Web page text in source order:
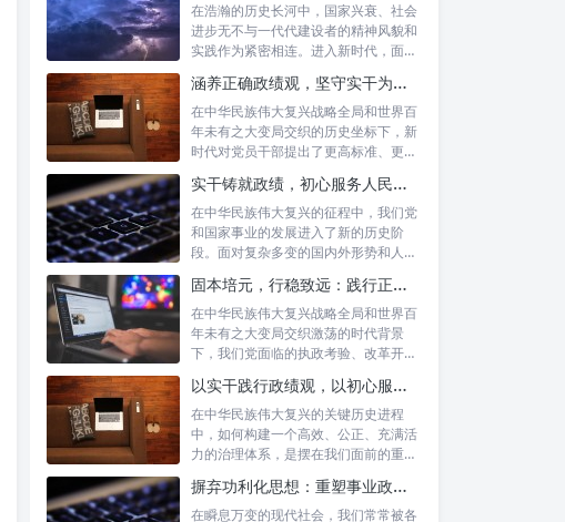
在浩瀚的历史长河中，国家兴衰、社会
进步无不与一代代建设者的精神风貌和
实践作为紧密相连。进入新时代，面对
涵养正确政绩观，坚守实干为民情怀：新时代党员干部的责任与担当
在中华民族伟大复兴战略全局和世界百
年未有之大变局交织的历史坐标下，新
时代对党员干部提出了更高标准、更严
实干铸就政绩，初心服务人民：新时代干部担当作为的实践指南
在中华民族伟大复兴的征程中，我们党
和国家事业的发展进入了新的历史阶
段。面对复杂多变的国内外形势和人民
固本培元，行稳致远：践行正确政绩理念，永葆务实清廉作风的时代命题
在中华民族伟大复兴战略全局和世界百
年未有之大变局交织激荡的时代背景
下，我们党面临的执政考验、改革开放
以实干践行政绩观，以初心服务群众：新时代治理的灯塔与指南
在中华民族伟大复兴的关键历史进程
中，如何构建一个高效、公正、充满活
力的治理体系，是摆在我们面前的重要
摒弃功利化思想：重塑事业政绩观，驱动社会高质量发展
在瞬息万变的现代社会，我们常常被各